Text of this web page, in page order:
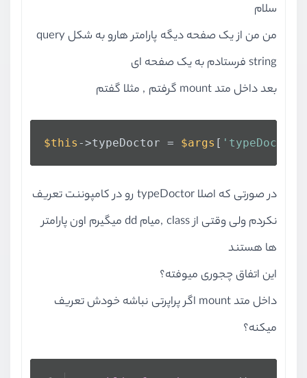
سلام
من من از یک صفحه دیگه پارامتر هارو به شکل query
string فرستادم به یک صفحه ای
بعد داخل متد mount گرفتم , مثلا گفتم
$this ->typeDoctor = $args [ 'typeDoctor'
در صورتی که اصلا typeDoctor رو در کامپوننت تعریف
نکردم ولی وقتی از class ,میام dd میگیرم اون پارامتر
ها هستند
این اتفاق چجوری میوفته؟
داخل متد mount اگر پراپرتی نباشه خودش تعریف
میکنه؟